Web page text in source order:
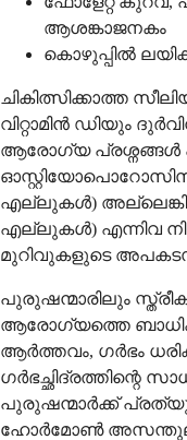
ആശങ്കാജനകം
കൊഴുപ്പിൽ
ചികിത്സിക്കാത്ത
വിറ്റാമിൻ ഡിയും
ആരോഗ്യ പ്രശ്നങ്ങൾ
എല്ലുകൾ)
എല്ലുകൾ) എന്നിവ
മുറിവുകളുടെ
പുരുഷന്മാരിലും
ആരോഗ്യത്തെ
ആർത്തവം, ഗർഭം
ഗർഭച്ഛിദ്രത്തിന്റെ
പുരുഷന്മാർക്ക്
ഹോർമോൺ